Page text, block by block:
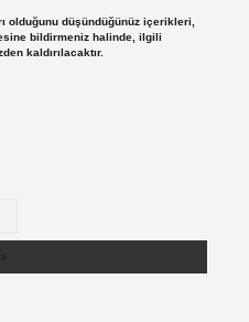
olduğunu düşündüğünüz içerikleri,
bildirmeniz halinde, ilgili
kaldırılacaktır.